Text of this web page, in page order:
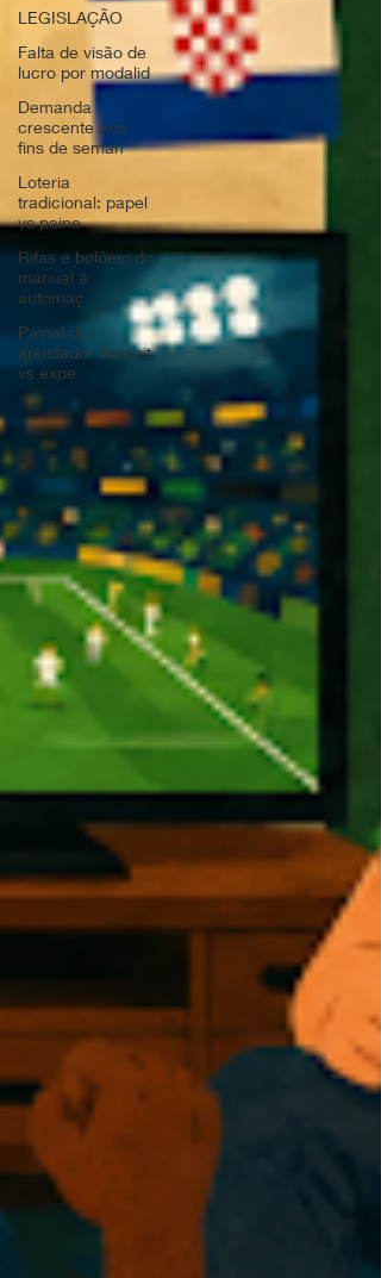
LEGISLAÇÃO
Falta de visão de
lucro por modalid
Demanda
crescente aos
fins de seman
Loteria
tradicional: papel
vs paine
Rifas e bolões: do
manual à
automaç
Painel do
apostador Setebit
vs expe